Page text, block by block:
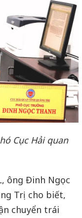
Cục Hải quan
ông Đinh Ngọc
Trị cho biết,
chuyển trái